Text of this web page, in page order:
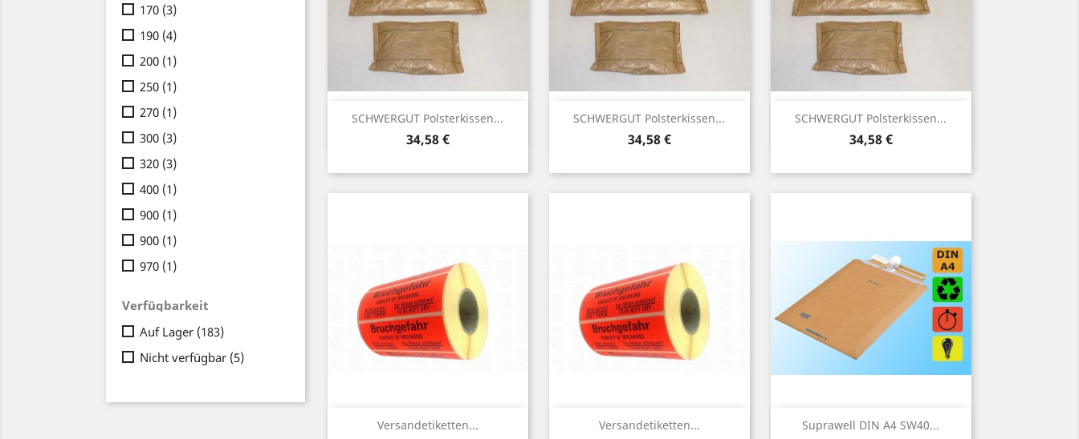
170 (3)
190 (4)
200 (1)
250 (1)
270 (1)
300 (3)
320 (3)
400 (1)
900 (1)
900 (1)
970 (1)
Verfügbarkeit
Auf Lager (183)
Nicht verfügbar (5)
SCHWERGUT Polsterkissen...
Preis
34,58 €
Vorschau SCHWERGUT Polsterkissen...
Preis
34,58 €
Vorschau SCHWERGUT Polsterkissen...
Preis
34,58 €
Vorschau
Versandetiketten...
Vorschau Versandetiketten...
Vorschau Suprawell DIN A4 SW40...
Vorschau